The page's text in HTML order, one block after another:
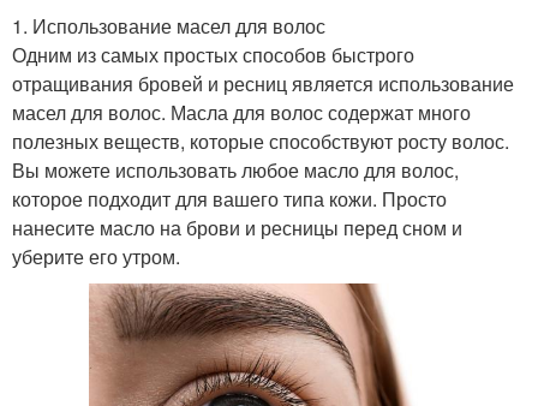
1. Использование масел для волос
Одним из самых простых способов быстрого
отращивания бровей и ресниц является использование
масел для волос. Масла для волос содержат много
полезных веществ, которые способствуют росту волос.
Вы можете использовать любое масло для волос,
которое подходит для вашего типа кожи. Просто
нанесите масло на брови и ресницы перед сном и
уберите его утром.